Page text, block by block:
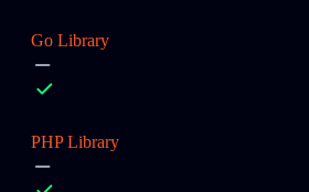
Go Library
PHP Library